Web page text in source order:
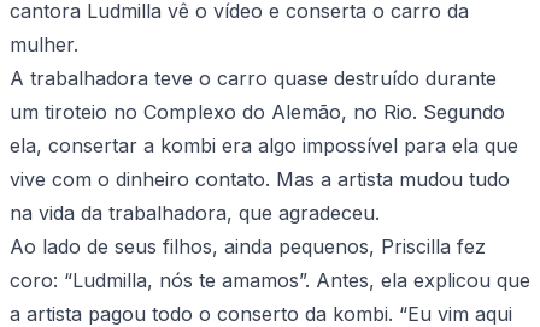
cantora Ludmilla vê o vídeo e conserta o carro da
mulher.
A trabalhadora teve o carro quase destruído durante
um tiroteio no Complexo do Alemão, no Rio. Segundo
ela, consertar a kombi era algo impossível para ela que
vive com o dinheiro contato. Mas a artista mudou tudo
na vida da trabalhadora, que agradeceu.
Ao lado de seus filhos, ainda pequenos, Priscilla fez
coro: “Ludmilla, nós te amamos”. Antes, ela explicou que
a artista pagou todo o conserto da kombi. “Eu vim aqui